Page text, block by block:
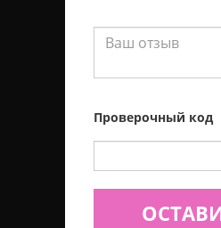
Проверочный код